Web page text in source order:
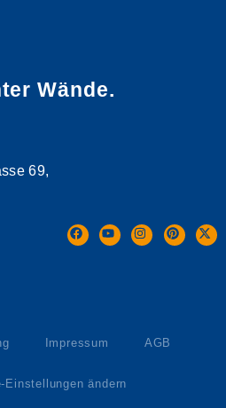
Wände.
69,
Impressum AGB
Einstellungen ändern